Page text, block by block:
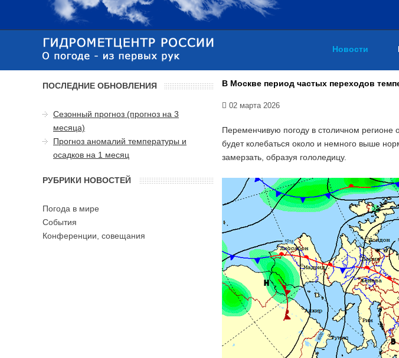
Новости
В Москве период частых переходов
02 марта 2026
Переменчивую погоду в столичном регионе
будет колебаться около и немного выше
замерзать, образуя гололедицу.
ПОСЛЕДНИЕ ОБНОВЛЕНИЯ
Сезонный прогноз (прогноз на 3
месяца)
Прогноз аномалий температуры и
осадков на 1 месяц
РУБРИКИ НОВОСТЕЙ
Погода в мире
События
Конференции, совещания